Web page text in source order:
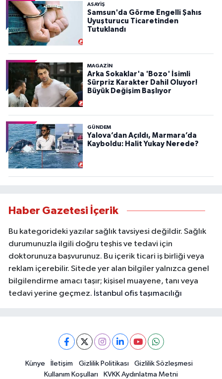
ASAYIŞ
Samsun'da Görme Engelli Şahıs
Uyuşturucu Ticaretinden
Tutuklandı
MAGAZİN
Arka Sokaklar'a 'Bozo' İsimli
Sürpriz Karakter Dahil Oluyor!
Büyük Değişim Başlıyor
GÜNDEM
Yalova’dan Açıldı, Marmara’da
Kayboldu: Halit Yukay Nerede?
Haber Gazetesi İçerik
Bu kategorideki yazılar sağlık tavsiyesi değildir. Sağlık
durumunuzla ilgili doğru teşhis ve tedavi için
doktorunuza başvurunuz. Bu içerik ticari iş birliği veya
reklam içerebilir. Sitede yer alan bilgiler yalnızca genel
bilgilendirme amacı taşır; kişisel muayene, tanı veya
tedavi yerine geçmez. İstanbul ofis taşımacılığı
Künye İletişim Gizlilik Politikası
Gizlilik Sözleşmesi
Kullanım Koşulları
KVKK Aydınlatma Metni